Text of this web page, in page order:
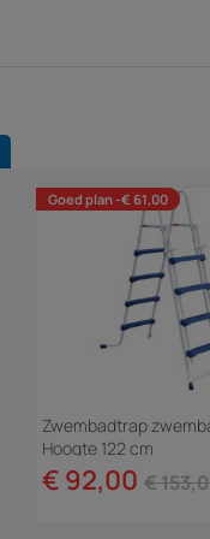
Goed plan -€ 61,00
Zwembadtrap
Hoogte 122 cm
€ 92,00 €